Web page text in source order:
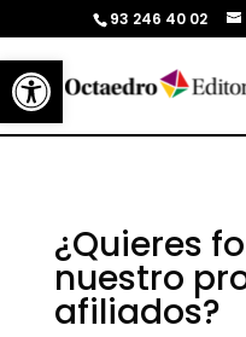
Abrir barra de herramientas
93 246 40 02
¿Quieres
nuestro
afiliados?